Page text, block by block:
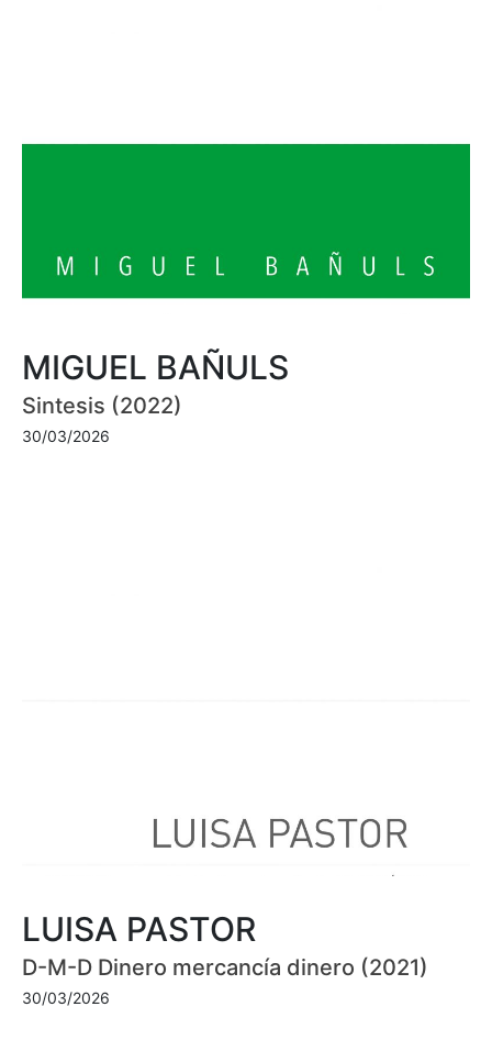
MIGUEL BAÑULS
Sintesis (2022)
30/03/2026
LUISA PASTOR
D-M-D Dinero mercancía dinero (2021)
30/03/2026